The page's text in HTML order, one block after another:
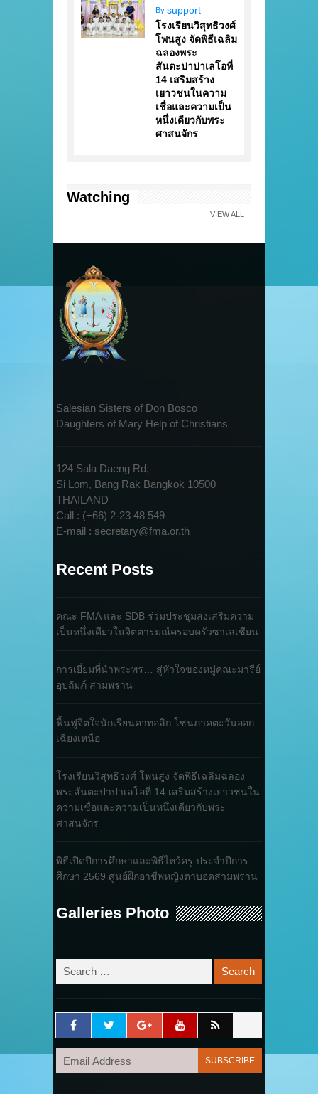
By support
โรงเรียนวิสุทธิวงศ์
โพนสูง จัดพิธีเฉลิม
ฉลองพระ
สันตะปาปาเลโอที่
14 เสริมสร้าง
เยาวชนในความ
เชื่อและความเป็น
หนึ่งเดียวกับพระ
ศาสนจักร
Watching
VIEW ALL
Salesian Sisters of Don Bosco
Daughters of Mary Help of Christians
124 Sala Daeng Rd,
Si Lom, Bang Rak Bangkok 10500
THAILAND
Call : (+66) 2-23 48 549
E-mail : secretary@fma.or.th
Recent Posts
คณะ FMA และ SDB ร่วมประชุมส่งเสริมความ
เป็นหนึ่งเดียวในจิตตารมณ์ครอบครัวซาเลเซียน
การเยี่ยมที่นำพระพร… สู่หัวใจของหมู่คณะมารีย์
อุปถัมภ์ สามพราน
ฟื้นฟูจิตใจนักเรียนคาทอลิก โซนภาคตะวันออก
เฉียงเหนือ
โรงเรียนวิสุทธิวงศ์ โพนสูง จัดพิธีเฉลิมฉลอง
พระสันตะปาปาเลโอที่ 14 เสริมสร้างเยาวชนใน
ความเชื่อและความเป็นหนึ่งเดียวกับพระ
ศาสนจักร
พิธีเปิดปีการศึกษาและพิธีไหว้ครู ประจำปีการ
ศึกษา 2569 ศูนย์ฝึกอาชีพหญิงตาบอดสามพราน
Galleries Photo